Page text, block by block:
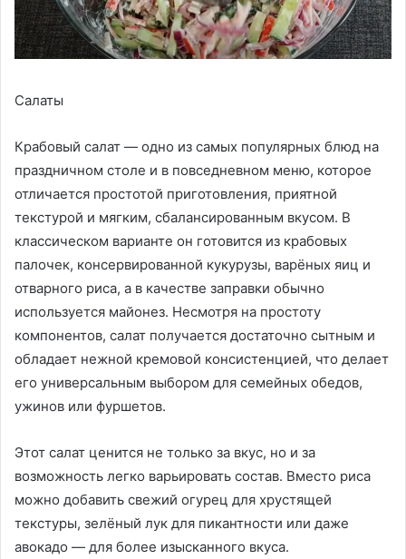
Салаты
Крабовый салат — одно из самых популярных блюд на
праздничном столе и в повседневном меню, которое
отличается простотой приготовления, приятной
текстурой и мягким, сбалансированным вкусом. В
классическом варианте он готовится из крабовых
палочек, консервированной кукурузы, варёных яиц и
отварного риса, а в качестве заправки обычно
используется майонез. Несмотря на простоту
компонентов, салат получается достаточно сытным и
обладает нежной кремовой консистенцией, что делает
его универсальным выбором для семейных обедов,
ужинов или фуршетов.
Этот салат ценится не только за вкус, но и за
возможность легко варьировать состав. Вместо риса
можно добавить свежий огурец для хрустящей
текстуры, зелёный лук для пикантности или даже
авокадо — для более изысканного вкуса.